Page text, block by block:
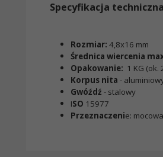
Specyfikacja
Rozmiar: 4,8x16 mm
Średnica wiercenia
Opakowanie: 1 KG (ok.
Korpus nita -
Gwóźdź - stalowy
ISO 15977
Przeznaczenie: